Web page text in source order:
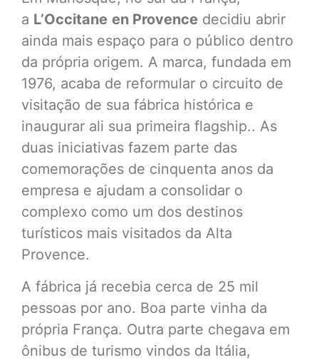
a L’Occitane en Provence decidiu abrir
ainda mais espaço para o público dentro
da própria origem. A marca, fundada em
1976, acaba de reformular o circuito de
visitação de sua fábrica histórica e
inaugurar ali sua primeira flagship.. As
duas iniciativas fazem parte das
comemorações de cinquenta anos da
empresa e ajudam a consolidar o
complexo como um dos destinos
turísticos mais visitados da Alta
Provence.
A fábrica já recebia cerca de 25 mil
pessoas por ano. Boa parte vinha da
própria França. Outra parte chegava em
ônibus de turismo vindos da Itália,